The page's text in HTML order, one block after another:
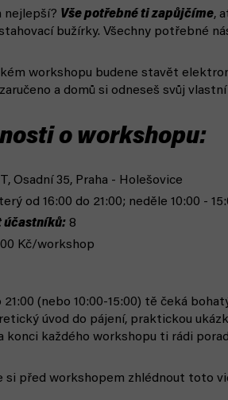
nejlepší? Vše potřebné ti zapůjčíme,
bužírky. Všechny potřebné
workshopu budene stavět
a domů si odneseš svůj
o workshopu:
Osadní 35, Praha - Holešovice
od 16:00 do 21:00; neděle 10:00 -
účastníků: 8
Kč/workshop
21:00 (nebo 10:00-15:00) tě čeká
úvod do pájení, praktickou
konci každého workshopu ti rádi
si před workshopem zhlédnout toto